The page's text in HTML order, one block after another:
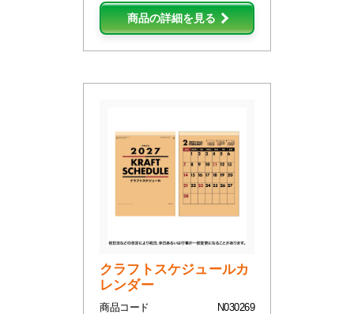
商品の詳細を見る
クラフトスケジュールカ
レンダー
商品コード
N030269